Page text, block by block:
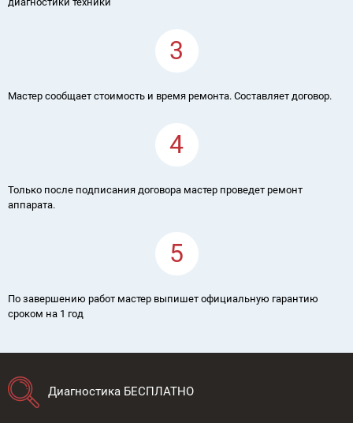
3
Мастер сообщает стоимость и время ремонта. Составляет договор.
4
Только после подписания договора мастер проведет ремонт
аппарата.
5
По завершению работ мастер выпишет официальную гарантию
сроком на 1 год
Диагностика БЕСПЛАТНО